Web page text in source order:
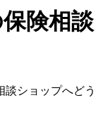
険相談
談ショップへどう